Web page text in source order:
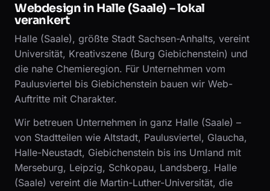
Webdesign in Halle (Saale) – lokal
verankert
Halle (Saale), größte Stadt Sachsen-Anhalts, vereint
Universität, Kreativszene (Burg Giebichenstein) und
die nahe Chemieregion. Für Unternehmen vom
Paulusviertel bis Giebichenstein bauen wir Web-
Auftritte mit Charakter.
Wir betreuen Unternehmen in ganz Halle (Saale) –
von Stadtteilen wie Altstadt, Paulusviertel, Glaucha,
Halle-Neustadt, Giebichenstein bis ins Umland mit
Merseburg, Leipzig, Schkopau, Landsberg. Halle
(Saale) vereint die Martin-Luther-Universität, die